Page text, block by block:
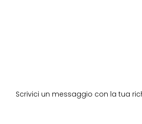
Scrivici un messaggio con la tua